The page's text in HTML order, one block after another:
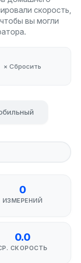
скорость,
вы могли
× Сбросить
0
ИЗМЕРЕНИЙ
0.0
СКОРОСТЬ